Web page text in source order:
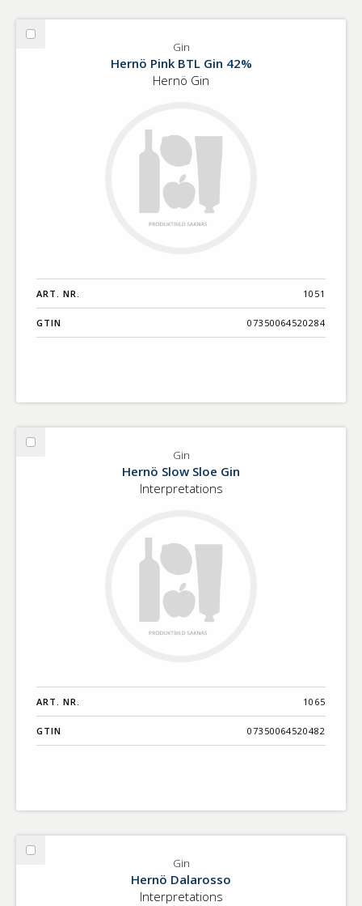
Välj
Gin
Hernö Pink BTL Gin 42%
Hernö Gin
ART. NR. 1051
GTIN 07350064520284
Välj
Gin
Hernö Slow Sloe Gin
Interpretations
ART. NR. 1065
GTIN 07350064520482
Välj
Gin
Hernö Dalarosso
Interpretations